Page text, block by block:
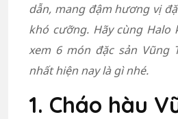
dẫn, mang đậm hương vị
khó cưỡng. Hãy cùng Halo
xem 6 món đặc sản Vũng
nhất hiện nay là gì nhé.
1. Cháo hàu